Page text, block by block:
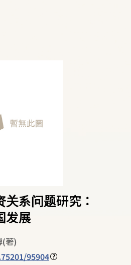
系问题研究：
发展
(著)
95904